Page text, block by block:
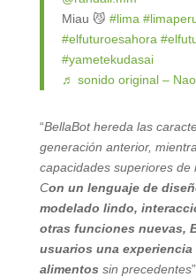
Miau 😼 #lima
#elfuturoesahora
#yametekudasai
♬ sonido original –
“BellaBot hereda las
generación anterior,
capacidades superiores de
Con un lenguaje de
modelado lindo,
otras funciones nuevas,
usuarios una
alimentos sin precedentes